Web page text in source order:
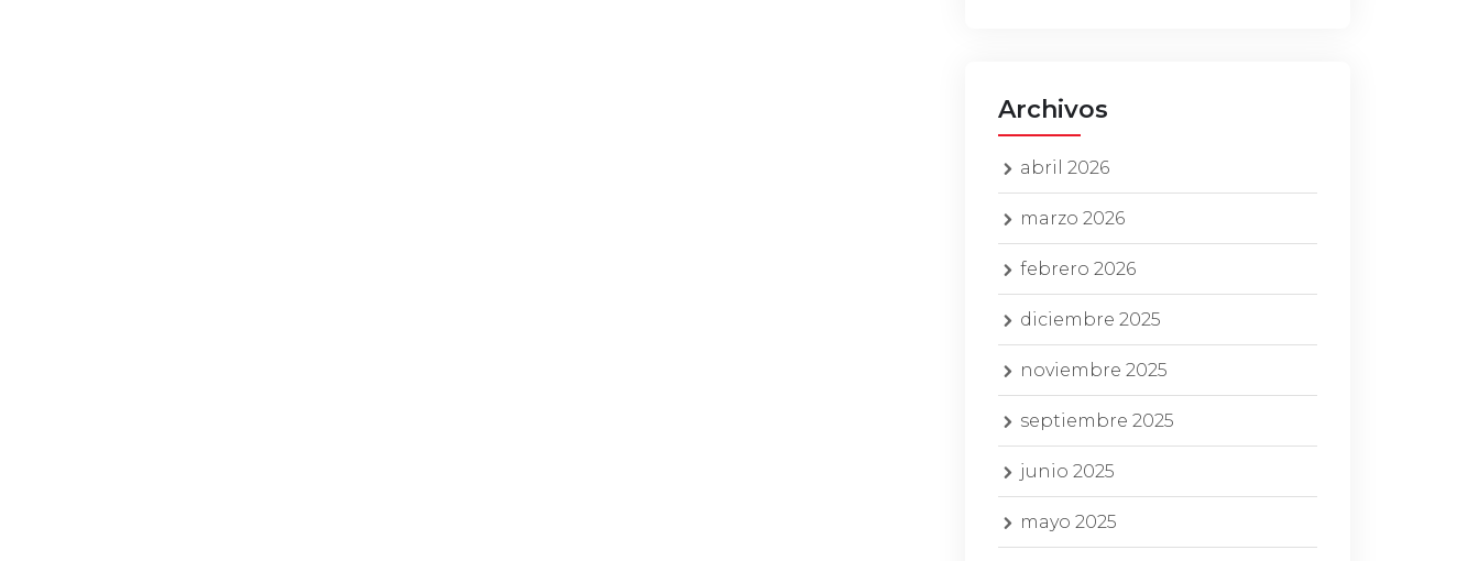
Archivos
abril 2026
marzo 2026
febrero 2026
diciembre 2025
noviembre 2025
septiembre 2025
junio 2025
mayo 2025